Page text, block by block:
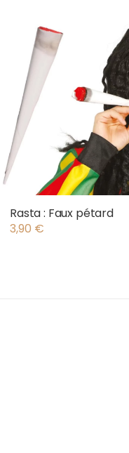
Rasta : Faux pétard
3,90 €